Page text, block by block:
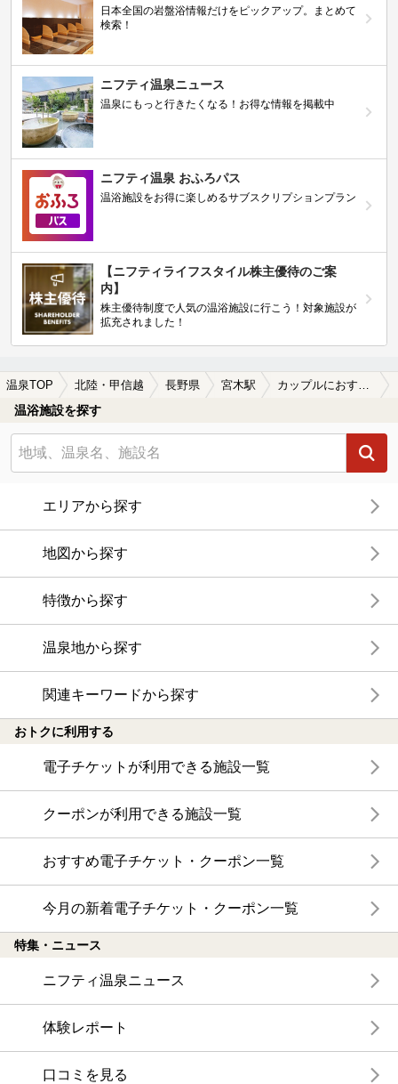
日本全国の岩盤浴情報だけをピックアップ。まとめて
検索！
ニフティ温泉ニュース
温泉にもっと行きたくなる！お得な情報を掲載中
ニフティ温泉 おふろパス
温浴施設をお得に楽しめるサブスクリプションプラン
【ニフティライフスタイル株主優待のご案
内】
株主優待制度で人気の温浴施設に行こう！対象施設が
拡充されました！
温泉TOP 北陸・甲信越 長野県 宮木駅 カップルにおすすめの宮木駅近くの温泉、日帰り温泉、スーパー銭湯おすすめ
温浴施設を探す
エリアから探す
地図から探す
特徴から探す
温泉地から探す
関連キーワードから探す
おトクに利用する
電子チケットが利用できる施設一覧
クーポンが利用できる施設一覧
おすすめ電子チケット・クーポン一覧
今月の新着電子チケット・クーポン一覧
特集・ニュース
ニフティ温泉ニュース
体験レポート
口コミを見る